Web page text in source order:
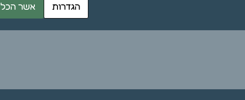
הגדרות אשר הכל